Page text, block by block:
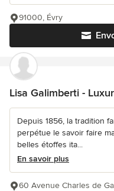
91000, Évry
Lisa Galimberti -
Depuis 1856, la tradition
perpétue le savoir faire
belles étoffes ita...
En savoir plus
60 Avenue Charles de